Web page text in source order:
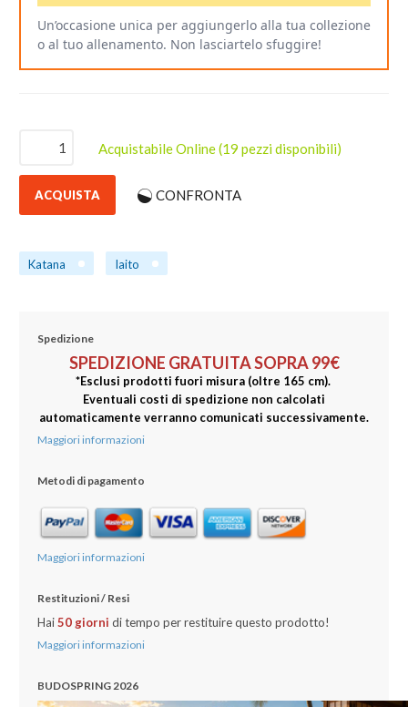
Un’occasione unica per aggiungerlo alla tua collezione
o al tuo allenamento. Non lasciartelo sfuggire!
Acquistabile Online(19 pezzi disponibili)
ACQUISTA CONFRONTA
Katana Iaito
Spedizione
SPEDIZIONE GRATUITA SOPRA 99€
*Esclusi prodotti fuori misura (oltre 165 cm).
Eventuali costi di spedizione non calcolati
automaticamente verranno comunicati successivamente.
Maggiori informazioni
Metodi di pagamento
Maggiori informazioni
Restituzioni / Resi
Hai50 giorni di tempo per restituire questo prodotto!
Maggiori informazioni
BUDOSPRING 2026